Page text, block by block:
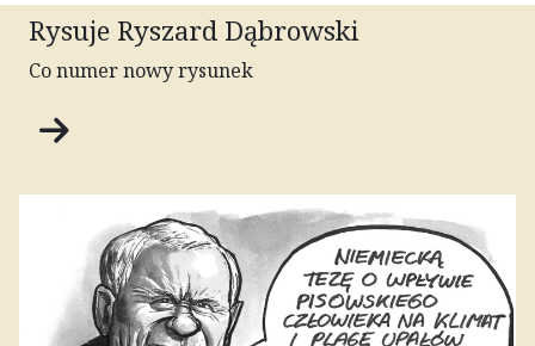
Rysuje Ryszard Dąbrowski
Co numer nowy rysunek